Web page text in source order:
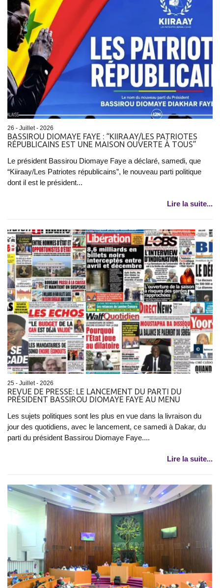
26 - Juillet - 2026
BASSIROU DIOMAYE FAYE : “KIIRAAY/LES PATRIOTES
RÉPUBLICAINS EST UNE MAISON OUVERTE À TOUS”
Le président Bassirou Diomaye Faye a déclaré, samedi, que
“Kiiraay/Les Patriotes républicains”, le nouveau parti politique
dont il est le président...
Lire la suite...
25 - Juillet - 2026
REVUE DE PRESSE: LE LANCEMENT DU PARTI DU
PRÉSIDENT BASSIROU DIOMAYE FAYE AU MENU
Les sujets politiques sont les plus en vue dans la livraison du
jour des quotidiens, avec le lancement, ce samedi à Dakar, du
parti du président Bassirou Diomaye Faye....
Lire la suite...